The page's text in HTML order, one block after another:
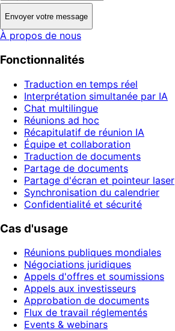
Envoyer votre message
À propos de nous
Fonctionnalités
Traduction en temps réel
Interprétation simultanée par IA
Chat multilingue
Réunions ad hoc
Récapitulatif de réunion IA
Équipe et collaboration
Traduction de documents
Partage de documents
Partage d'écran et pointeur laser
Synchronisation du calendrier
Confidentialité et sécurité
Cas d'usage
Réunions publiques mondiales
Négociations juridiques
Appels d'offres et soumissions
Appels aux investisseurs
Approbation de documents
Flux de travail réglementés
Events & webinars